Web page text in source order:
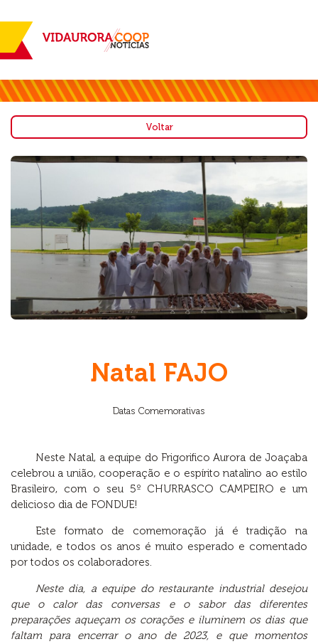
Voltar
Natal FAJO
Datas Comemorativas
Neste Natal, a equipe do Frigorifico Aurora de Joaçaba
celebrou a união, cooperação e o espírito natalino ao estilo
Brasileiro, com o seu 5º CHURRASCO CAMPEIRO e um
delicioso dia de FONDUE!
Este formato de comemoração já é tradição na
unidade, e todos os anos é muito esperado e comentado
por todos os colaboradores.
Neste dia, aequipe do restaurante industrial desejou
que o calor das conversas e o sabor das diferentes
preparações aqueçam oscorações e iluminem os dias que
faltam para encerrar o ano de 2023, e que momentos